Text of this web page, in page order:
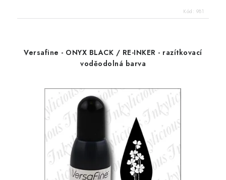
Kód: 981
Versafine - ONYX BLACK / RE-INKER - razítkovací
voděodolná barva